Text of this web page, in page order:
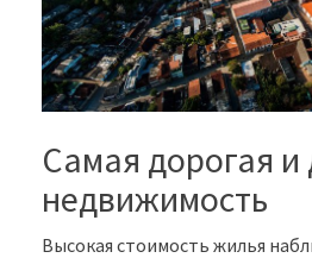
Самая дорогая
недвижимость
Высокая стоимость жилья